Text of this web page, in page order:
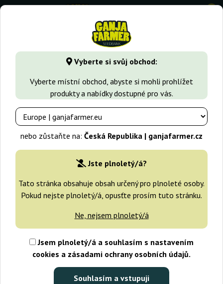
⭐ -40% Rychle rostoucí odrůdy ⭐
⏰ 2 dny 07:45:52
Vyberte si svůj obchod:
Vyberte místní obchod, abyste si mohli prohlížet
produkty a nabídky dostupné pro vás.
nebo zůstaňte na: Česká Republika | ganjafarmer.cz
Jste plnoletý/á?
Tato stránka obsahuje obsah určený pro plnoleté osoby.
Pokud nejste plnoletý/á, opusťte prosím tuto stránku.
Ne, nejsem plnoletý/á
Jsem plnoletý/á a souhlasím s nastavením
cookies a zásadami ochrany osobních údajů.
Souhlasím a vstupuji
0
GanjaFarmer.cz Druhy Marihuany Haze Auto Mandarin
Auto Mandarin Haze Ministry Of
Cannabis